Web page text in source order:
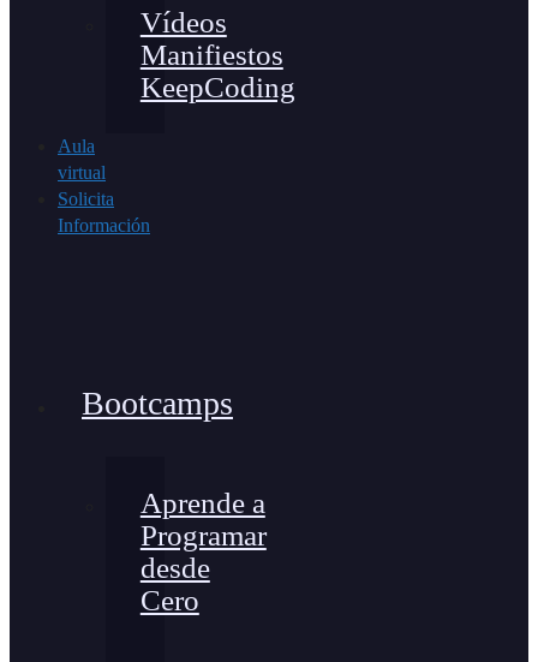
Vídeos
Manifiestos
KeepCoding
Aula
virtual
Solicita
Información
Bootcamps
Aprende a
Programar
desde
Cero